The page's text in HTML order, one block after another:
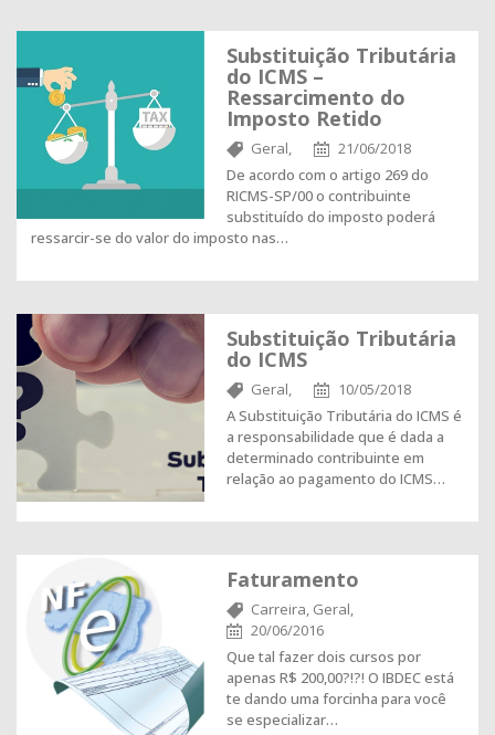
Substituição Tributária
do ICMS –
Ressarcimento do
Imposto Retido
Geral,
21/06/2018
De acordo com o artigo 269 do
RICMS-SP/00 o contribuinte
substituído do imposto poderá
ressarcir-se do valor do imposto nas…
Substituição Tributária
do ICMS
Geral,
10/05/2018
A Substituição Tributária do ICMS é
a responsabilidade que é dada a
determinado contribuinte em
relação ao pagamento do ICMS…
Faturamento
Carreira, Geral,
20/06/2016
Que tal fazer dois cursos por
apenas R$ 200,00?!?! O IBDEC está
te dando uma forcinha para você
se especializar…